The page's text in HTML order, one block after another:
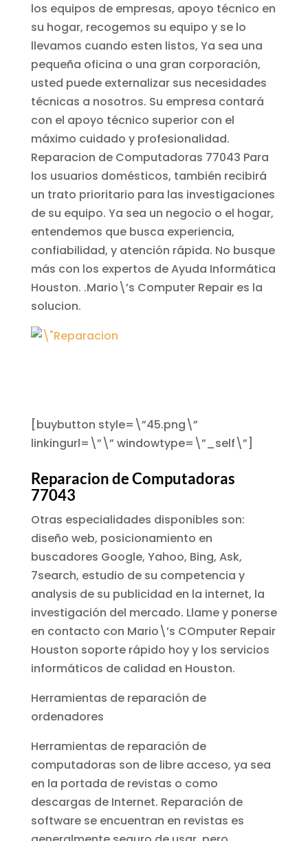
los equipos de empresas, apoyo técnico en
su hogar, recogemos su equipo y se lo
llevamos cuando esten listos, Ya sea una
pequeña oficina o una gran corporación,
usted puede externalizar sus necesidades
técnicas a nosotros. Su empresa contará
con el apoyo técnico superior con el
máximo cuidado y profesionalidad.
Reparacion de Computadoras 77043 Para
los usuarios domésticos, también recibirá
un trato prioritario para las investigaciones
de su equipo. Ya sea un negocio o el hogar,
entendemos que busca experiencia,
confiabilidad, y atención rápida. No busque
más con los expertos de Ayuda Informática
Houston. .Mario\’s Computer Repair es la
solucion.
[buybutton style=\”45.png\”
linkingurl=\”\” windowtype=\”_self\”]
Reparacion de Computadoras
77043
Otras especialidades disponibles son:
diseño web, posicionamiento en
buscadores Google, Yahoo, Bing, Ask,
7search, estudio de su competencia y
analysis de su publicidad en la internet, la
investigación del mercado. Llame y ponerse
en contacto con Mario\’s COmputer Repair
Houston soporte rápido hoy y los servicios
informáticos de calidad en Houston.
Herramientas de reparación de
ordenadores
Herramientas de reparación de
computadoras son de libre acceso, ya sea
en la portada de revistas o como
descargas de Internet. Reparación de
software se encuentran en revistas es